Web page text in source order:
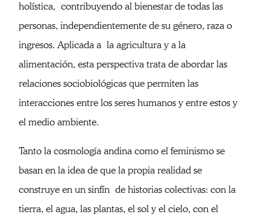
holística, contribuyendo al bienestar de todas las
personas, independientemente de su género, raza o
ingresos. Aplicada a la agricultura y a la
alimentación, esta perspectiva trata de abordar las
relaciones sociobiológicas que permiten las
interacciones entre los seres humanos y entre estos y
el medio ambiente.
Tanto la cosmología andina como el feminismo se
basan en la idea de que la propia realidad se
construye en un sinfín de historias colectivas: con la
tierra, el agua, las plantas, el sol y el cielo, con el